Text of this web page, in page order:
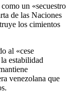
un «secuestro
de las Naciones
los cimientos
al «cese
estabilidad
venezolana que